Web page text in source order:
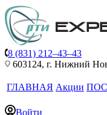
8 (831) 212–43–43
603124, г. Нижний
ГЛАВНАЯ Акции
Войти